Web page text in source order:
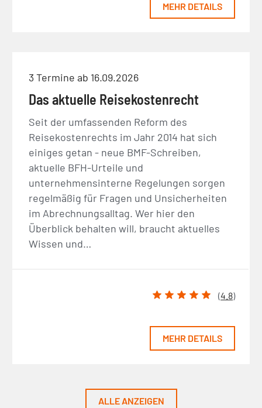
MEHR DETAILS
3 Termine ab 16.09.2026
Das aktuelle Reisekostenrecht
Seit der umfassenden Reform des
Reisekostenrechts im Jahr 2014 hat sich
einiges getan - neue BMF-Schreiben,
aktuelle BFH-Urteile und
unternehmensinterne Regelungen sorgen
regelmäßig für Fragen und Unsicherheiten
im Abrechnungsalltag. Wer hier den
Überblick behalten will, braucht aktuelles
Wissen und…
(4.8)
MEHR DETAILS
ALLE ANZEIGEN